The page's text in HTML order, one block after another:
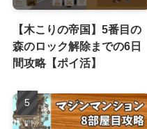
【木こりの帝国】5番目の
森のロック解除までの6日
間攻略【ポイ活】